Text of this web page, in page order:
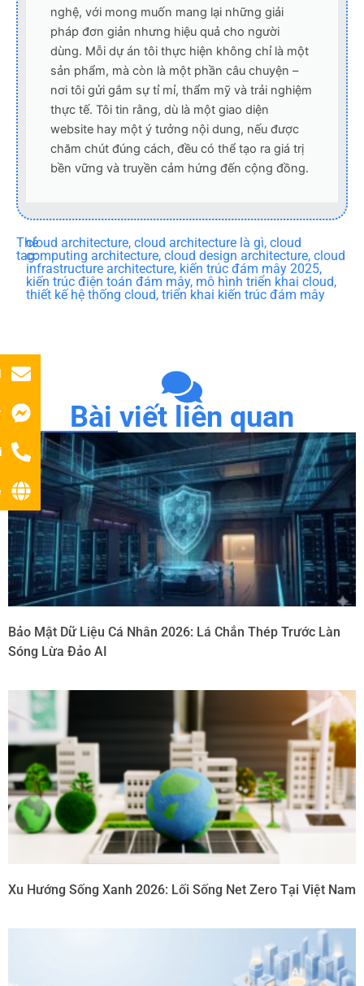
nghệ, với mong muốn mang lại những giải
pháp đơn giản nhưng hiệu quả cho người
dùng. Mỗi dự án tôi thực hiện không chỉ là một
sản phẩm, mà còn là một phần câu chuyện –
nơi tôi gửi gắm sự tỉ mỉ, thẩm mỹ và trải nghiệm
thực tế. Tôi tin rằng, dù là một giao diện
website hay một ý tưởng nội dung, nếu được
chăm chút đúng cách, đều có thể tạo ra giá trị
bền vững và truyền cảm hứng đến cộng đồng.
Thẻ
tag:
cloud architecture,cloud architecture là gì,cloud
computing architecture,cloud design architecture,cloud
infrastructure architecture, kiến trúc đám mây 2025,
kiến trúc điện toán đám mây, mô hình triển khai cloud,
thiết kế hệ thống cloud,triển khai kiến trúc đám mây
Bài viết liên quan
Bảo Mật Dữ Liệu Cá Nhân 2026: Lá Chắn Thép Trước Làn
Sóng Lừa Đảo AI
Xu Hướng Sống Xanh 2026: Lối Sống Net Zero Tại Việt Nam